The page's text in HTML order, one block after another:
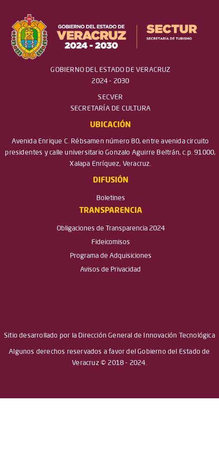
GOBIERNO DEL ESTADO DE VERACRUZ
2024 - 2030
SECVER
SECRETARÍA DE CULTURA
UBICACIÓN
Avenida Enrique C. Rébsamen número 80, entre avenida circuito
presidentes y calle universitario Gonzalo Aguirre Beltrán, c.p. 91000,
Xalapa Enríquez, Veracruz.
DIFUSIÓN
Boletines
TRANSPARENCIA
Obligaciones de Transparencia 2024
Fideicomisos
Programa de Adquisiciones
Avisos de Privacidad
Sitio desarrollado por la Dirección General de Innovación Tecnológica
Algunos derechos reservados a favor del Gobierno del Estado de
Veracruz © 2018 - 2024.